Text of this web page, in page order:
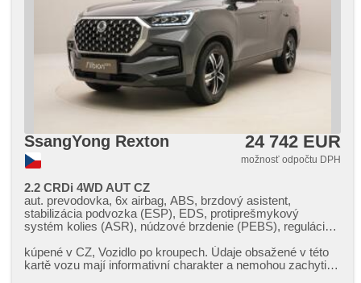
SsangYong Rexton 24 742 EUR
možnosť odpočtu DPH
2.2 CRDi 4WD AUT CZ
aut. prevodovka, 6x airbag, ABS, brzdový asistent,
stabilizácia podvozka (ESP), EDS, protiprešmykový
systém kolies (ASR), núdzové brzdenie (PEBS), regulácia
(HSA), stráženie jazdného pruhu, stráženie mŕtveho uhla,
aut. zabrždenie v kopci, ťažné zariadenie, posilňovač
kúpené v CZ,​ Vozidlo po kroupech. Údaje obsažené v této
kartě vozu mají informativní charakter a nemohou zachytit